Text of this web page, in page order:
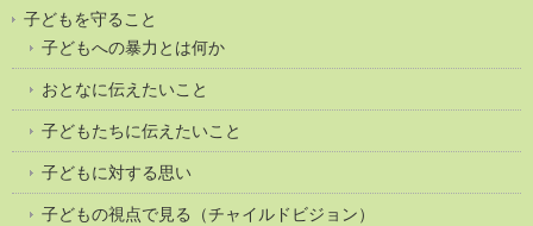
子どもを守ること
子どもへの暴力とは何か
おとなに伝えたいこと
子どもたちに伝えたいこと
子どもに対する思い
子どもの視点で見る（チャイルドビジョン）